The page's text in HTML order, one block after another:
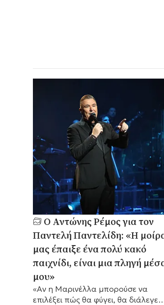
Ο Αντώνης Ρέμος για τον
Παντελή Παντελίδη: «Η
μας έπαιξε ένα πολύ κακό
παιχνίδι, είναι μια πληγή
μου»
«Αν η Μαρινέλλα μπορούσε να
επιλέξει πώς θα φύγει, θα διάλεγε